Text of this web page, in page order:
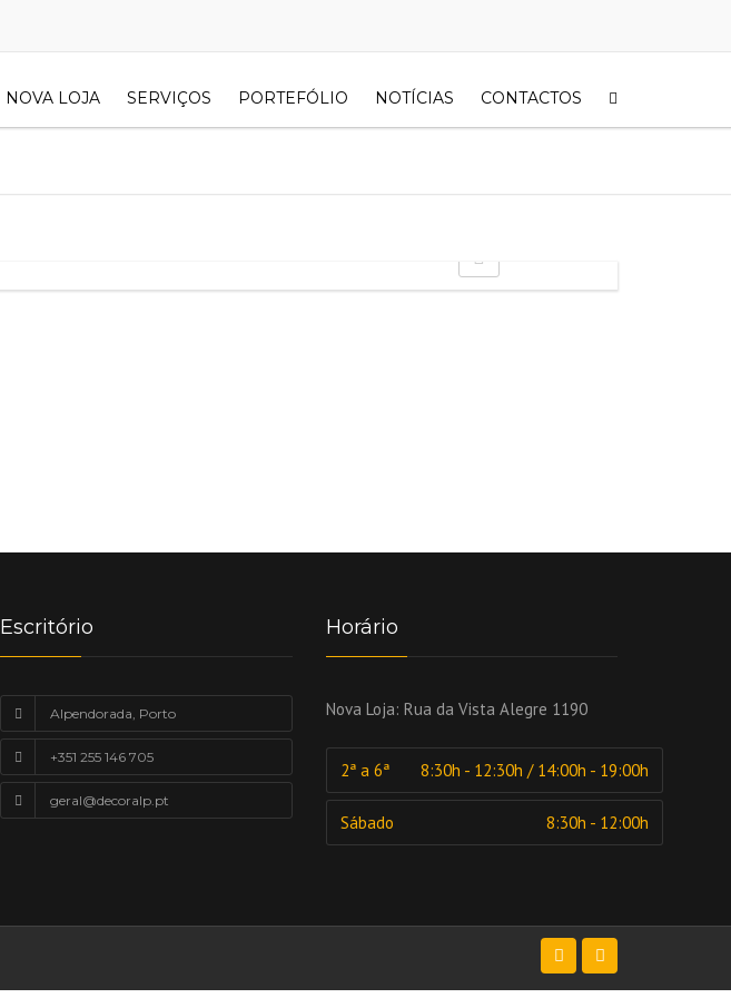
NOVA LOJA SERVIÇOS PORTEFÓLIO NOTÍCIAS CONTACTOS
Escritório
Alpendorada, Porto
+351 255 146 705
geral@decoralp.pt
Horário
Nova Loja: Rua da Vista Alegre 1190
2ª a 6ª 8:30h - 12:30h / 14:00h - 19:00h
Sábado 8:30h - 12:00h